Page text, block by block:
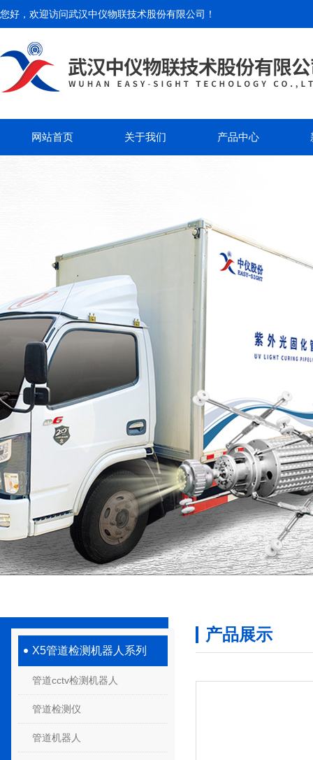
您好，欢迎访问武汉中仪物联技术股份有限公司 ！
网站首页 关于我们 产品中心
X5管道检测机器人系列
管道cctv检测机器人
管道检测仪
管道机器人
产品展示